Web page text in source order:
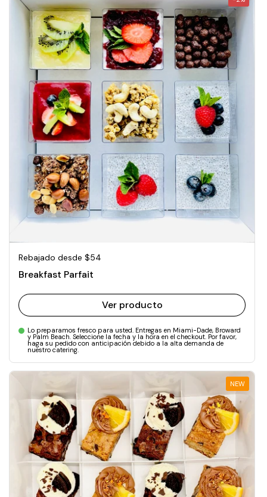
Precio normal
Rebajado desde $54
Breakfast Parfait
Ver producto
Lo preparamos fresco para usted. Entregas en Miami-Dade, Broward
y Palm Beach. Seleccione la fecha y la hora en el checkout. Por favor,
haga su pedido con anticipación debido a la alta demanda de
nuestro catering.
NEW